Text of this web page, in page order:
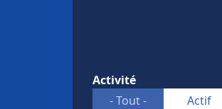
Activité
- Tout -
Actif